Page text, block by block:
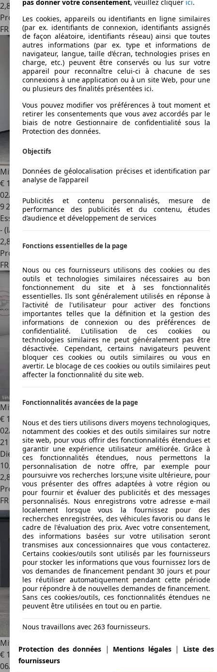
2,8
Professionnel
FR 74600Annecy
Mitsubishi Space StarSpace Star 1.2 MIVEC 71 AS\u0026G
€ 11 690
02/2025
9 297 km
Essence
- (l/100 km)
2,8
Professionnel
FR 85000
Mouilleron-le-captif
Mitsubishi PajeroPajero long 3.2 DI-D Instyle A
€ 15 800
02/2007
211 200 km
Diesel
10,6 l/100 km (mixte)
2,8
Professionnel
FR 06000Nice
Mitsubishi Outlander
€ 17 9001
06/2020
pas donner votre consentement, veuillez cliquer ici.
Les cookies, appareils ou identifiants en ligne similaires
(par ex. identifiants de connexion, identifiants assignés
de façon aléatoire, identifiants réseau) ainsi que toutes
autres informations (par ex. type et informations de
navigateur, langue, taille d’écran, technologies prises en
charge, etc.) peuvent être conservés ou lus sur votre
appareil pour reconnaître celui-ci à chacune de ses
connexions à une application ou à un site Web, pour une
ou plusieurs des finalités présentées ici.
Vous pouvez modifier vos préférences à tout moment et
retirer les consentements que vous avez accordés par le
biais de notre Gestionnaire de confidentialité sous la
Protection des données.
Objectifs
Données de géolocalisation précises et identification par
analyse de l’appareil
Publicités et contenu personnalisés, mesure de
performance des publicités et du contenu, études
d’audience et développement de services
Fonctions essentielles de la page
Nous ou ces fournisseurs utilisons des cookies ou des
outils et technologies similaires nécessaires au bon
fonctionnement du site et à ses fonctionnalités
essentielles. Ils sont généralement utilisés en réponse à
l'activité de l'utilisateur pour activer des fonctions
importantes telles que la définition et la gestion des
informations de connexion ou des préférences de
confidentialité. L'utilisation de ces cookies ou
technologies similaires ne peut généralement pas être
désactivée. Cependant, certains navigateurs peuvent
bloquer ces cookies ou outils similaires ou vous en
avertir. Le blocage de ces cookies ou outils similaires peut
affecter la fonctionnalité du site web.
Fonctionnalités avancées de la page
Nous et des tiers utilisons divers moyens technologiques,
notamment des cookies et des outils similaires sur notre
site web, pour vous offrir des fonctionnalités étendues et
garantir une expérience utilisateur améliorée. Grâce à
ces fonctionnalités étendues, nous permettons la
personnalisation de notre offre, par exemple pour
poursuivre vos recherches lors;une visite ultérieure, pour
vous présenter des offres adaptées à votre région ou
pour fournir et évaluer des publicités et des messages
personnalisés. Nous enregistrons votre adresse e-mail
localement lorsque vous la fournissez pour des
recherches enregistrées, des véhicules favoris ou dans le
cadre de l'évaluation des prix. Avec votre consentement,
des informations basées sur votre utilisation seront
transmises aux concessionnaires que vous contacterez.
Certains cookies/outils sont utilisés par les fournisseurs
pour stocker les informations que vous fournissez lors de
vos demandes de financement pendant 30 jours et pour
les réutiliser automatiquement pendant cette période
pour répondre à de nouvelles demandes de financement.
Sans ces cookies/outils, ces fonctionnalités étendues ne
peuvent être utilisées en tout ou en partie.
Nous travaillons avec 263 fournisseurs.
Protection des données | Mentions légales|
Liste des
fournisseurs